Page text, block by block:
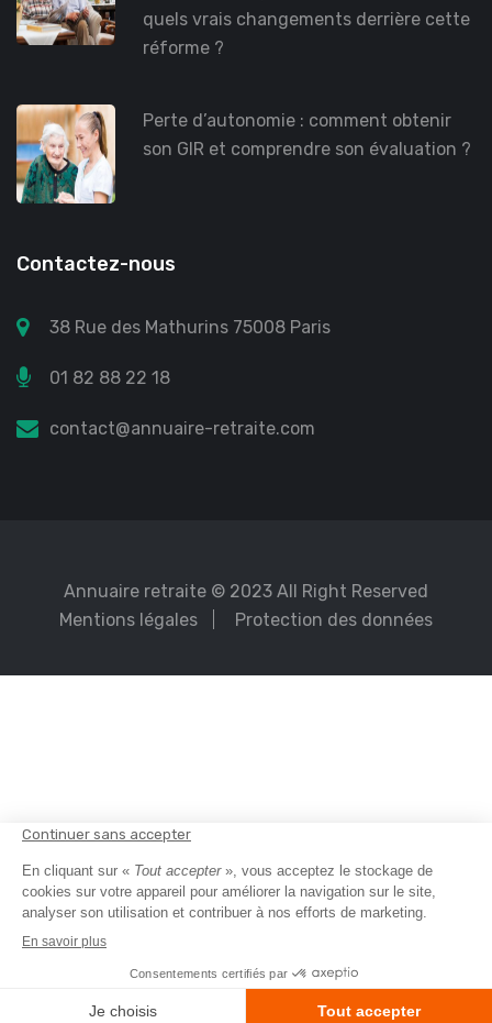
quels vrais changements derrière cette
réforme ?
Perte d’autonomie : comment obtenir
son GIR et comprendre son évaluation ?
Contactez-nous
38 Rue des Mathurins 75008 Paris
01 82 88 22 18
contact@annuaire-retraite.com
Annuaire retraite © 2023 All Right Reserved
Mentions légales
Protection des données